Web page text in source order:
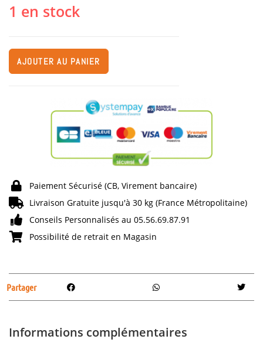
1 en stock
AJOUTER AU PANIER
Paiement Sécurisé (CB, Virement bancaire)
Livraison Gratuite jusqu'à 30 kg (France Métropolitaine)
Conseils Personnalisés au 05.56.69.87.91
Possibilité de retrait en Magasin
Partager
Informations complémentaires